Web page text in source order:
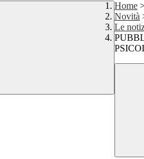
Home
Novità
Le